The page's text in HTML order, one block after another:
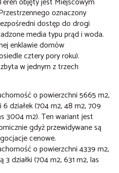
oznaczony
dostęp do drogi
media typu prąd i woda.
enklawie domów
cztery pory roku).
w jednym z trzech
o powierzchni 5665 m2,
działek (704 m2, 48 m2, 709
3004 m2). Ten wariant jest
gdyż przewidywane są
cenowe.
o powierzchni 4339 m2,
działki (704 m2, 631 m2, las